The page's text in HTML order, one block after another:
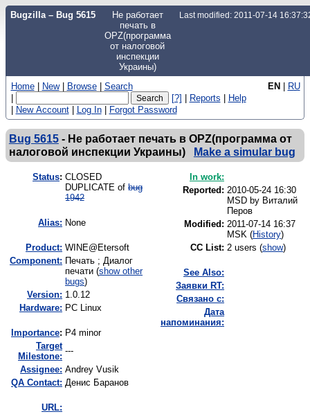
Bugzilla – Bug 5615
Не работает
печать в
OPZ(программа
от налоговой
инспекции
Украины)
Last modified: 2011-07-14
EN | RU
Home | New | Browse | Search
|
[?] | Reports | Help
| New Account | Log In | Forgot Password
Bug 5615 - Не работает печать в OPZ(программа от
налоговой инспекции Украины)
Make a simular bug
Status: CLOSED
DUPLICATE of bug
1942
Alias: None
Product: WINE@Etersoft
Component: Печать ; Диалог
печати (show other
bugs)
Version: 1.0.12
Hardware: PC Linux
mportance: P4 minor
Target
Milestone:
---
Assignee: Andrey Vusik
QA Contact: Денис Баранов
URL:
In work:
Reported: 2010-05-24 16:30
MSD by Виталий
Перов
Modified: 2011-07-14 16:37
MSK (History)
CC List: 2 users (show)
See Also:
Заявки RT:
Связано с:
Дата
напоминания: